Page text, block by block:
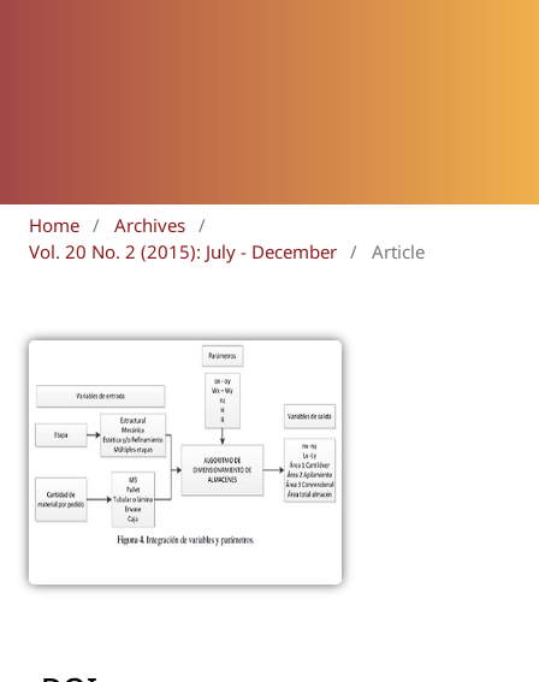
Home / Archives /
Vol. 20 No. 2 (2015): July - December / Article